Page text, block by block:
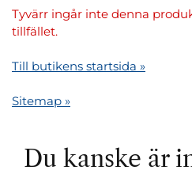
Tyvärr ingår inte denna
tillfället.
Till butikens startsida »
Sitemap »
Du kanske är